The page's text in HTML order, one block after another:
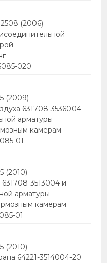
(2006)
020
(2009)
631708-3536004
арматуры
камерам
01
(2010)
3513004 и
арматуры
камерам
01
(2010)
64221-3514004-20